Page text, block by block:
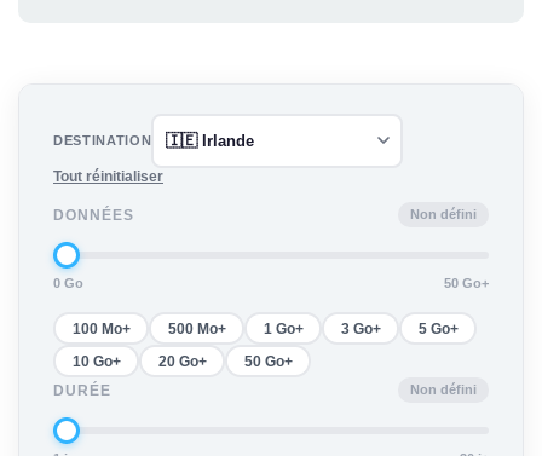
DESTINATION
Tout réinitialiser
DONNÉES Non défini
0 Go 50 Go+
100 Mo+ 500 Mo+ 1 Go+ 3 Go+ 5 Go+
10 Go+ 20 Go+
50 Go+
DURÉE
Non défini